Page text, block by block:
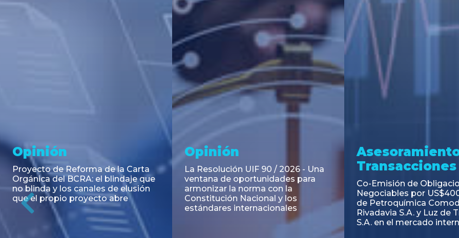
Noticia
RESOLUCIÓN 271/2026 de la
SECRETARIA DE COORDINACIÓN
DE PRODUCCIÓN: Actualización y
unificación de las advertencias
obligatorias en la publicidad de
juegos y apuestas en...
Asesoramiento y
Transacciones
Emisión de Obligaciones
Negociables Clase E de Central
Puerto S.A. por un Valor Nominal
de U$S 98.897.303
Transacciones
PAGBAM asesoró a
autorización para la
de los Certificados de
del Fideicomiso
Inmobiliario "Espacio
Previous